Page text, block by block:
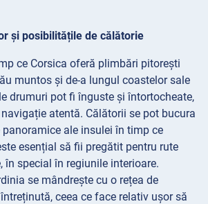
și posibilitățile de călătorie
ce Corsica oferă plimbări pitorești
muntos și de-a lungul coastelor sale
drumuri pot fi înguste și întortocheate,
atentă. Călătorii se pot bucura
ale insulei în timp ce
esențial să fii pregătit pentru rute
în special în regiunile interioare.
se mândrește cu o rețea de
ceea ce face relativ ușor să